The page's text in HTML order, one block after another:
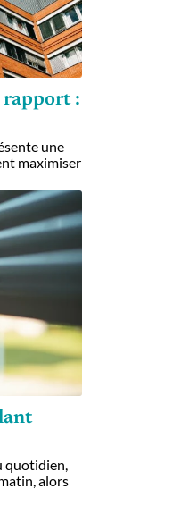
rapport :
une
maximiser
quotidien,
alors